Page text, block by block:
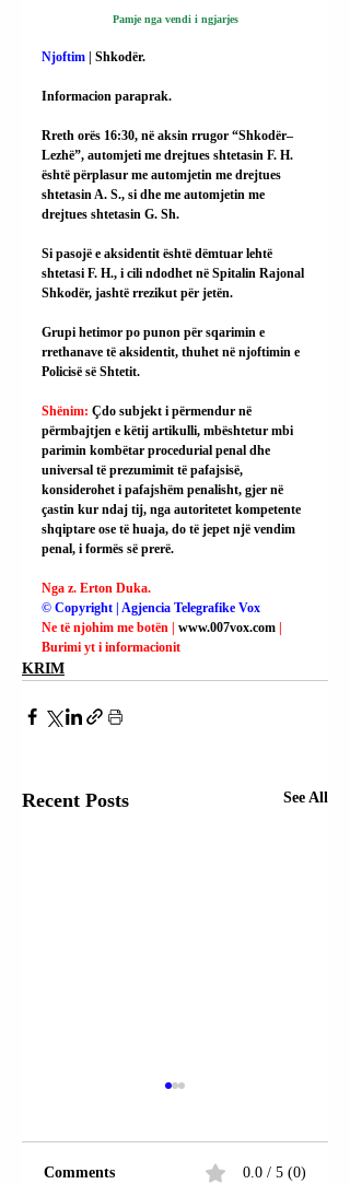
Pamje nga vendi i ngjarjes
Njoftim | Shkodër.
Informacion paraprak.
Rreth orës 16:30, në aksin rrugor “Shkodër–
Lezhë”, automjeti me drejtues shtetasin F. H.
është përplasur me automjetin me drejtues
shtetasin A. S., si dhe me automjetin me
drejtues shtetasin G. Sh.
Si pasojë e aksidentit është dëmtuar lehtë
shtetasi F. H., i cili ndodhet në Spitalin Rajonal
Shkodër, jashtë rrezikut për jetën.
Grupi hetimor po punon për sqarimin e
rrethanave të aksidentit, thuhet në njoftimin e
Policisë së Shtetit.
Shënim: Çdo subjekt i përmendur në
përmbajtjen e këtij artikulli, mbështetur mbi
parimin kombëtar procedurial penal dhe
universal të prezumimit të pafajsisë,
konsiderohet i pafajshëm penalisht, gjer në
çastin kur ndaj tij, nga autoritetet kompetente
shqiptare ose të huaja, do të jepet një vendim
penal, i formës së prerë.
Nga z. Erton Duka.
© Copyright | Agjencia Telegrafike Vox
Ne të njohim me botën | www.007vox.com |
Burimi yt i informacionit
KRIM
Recent Posts See All
Comments 0.0 / 5 (0)